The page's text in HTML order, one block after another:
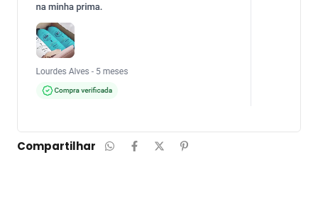
Compartilhar